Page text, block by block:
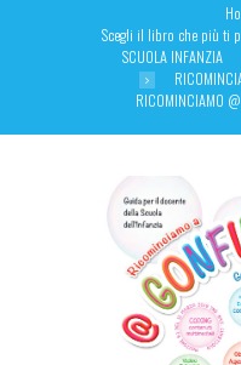
Scegli il libro che più ti
SCUOLA INFANZIA
RICOMINCIAMO